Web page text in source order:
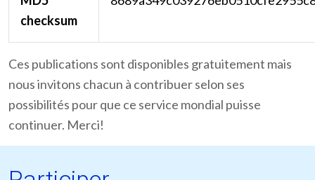
checksum
Ces publications sont disponibles gratuitement mais
nous invitons chacun à contribuer selon ses
possibilités pour que ce service mondial puisse
continuer. Merci!